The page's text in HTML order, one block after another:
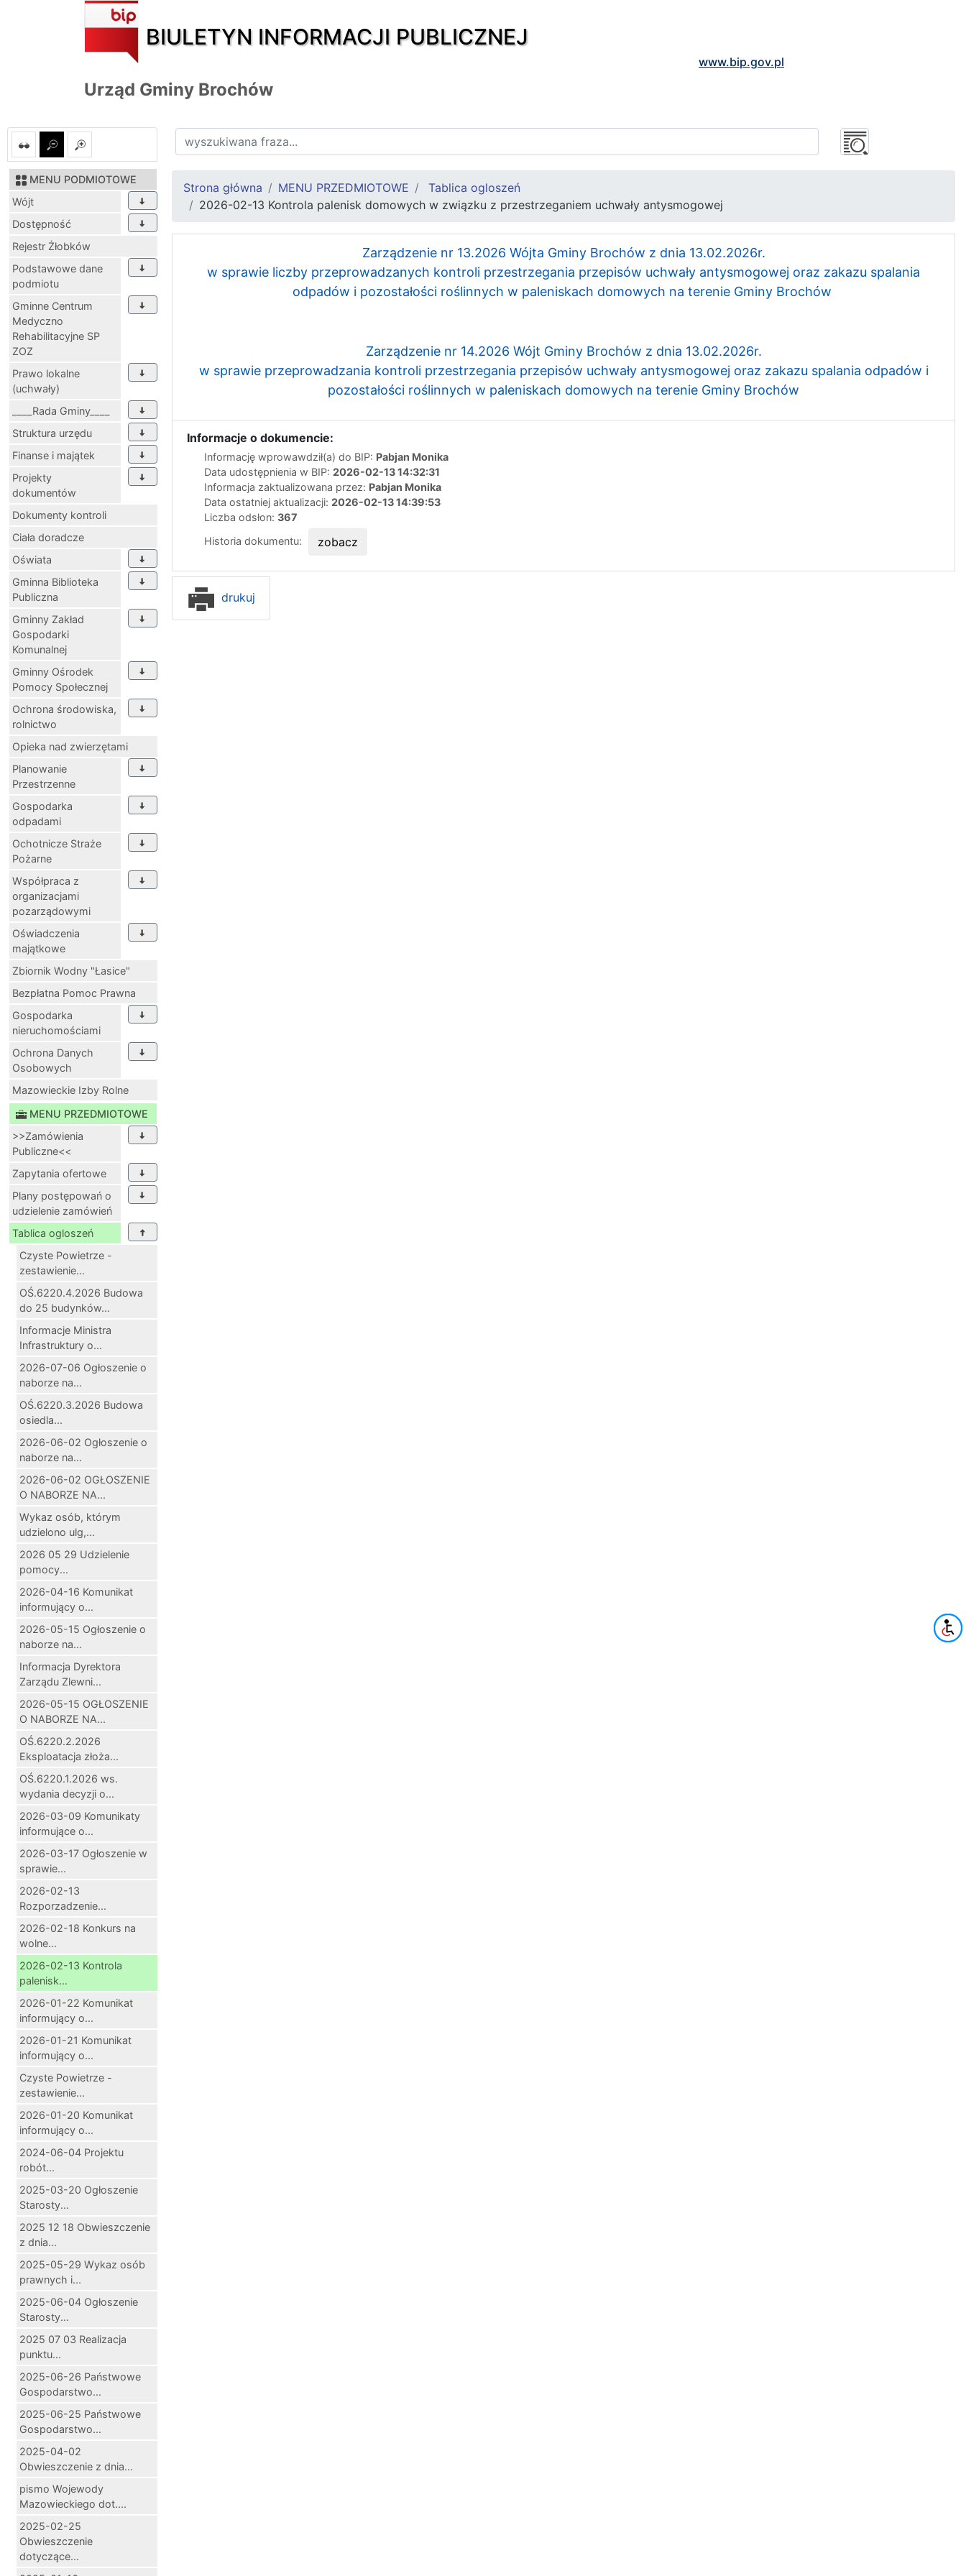
BIULETYN INFORMACJI PUBLICZNEJ
www.bip.gov.pl
Urząd Gminy Brochów
MENU PODMIOTOWE
Wójt
Dostępność
Rejestr Żłobków
Podstawowe dane
podmiotu
Gminne Centrum
Medyczno
Rehabilitacyjne SP
ZOZ
Prawo lokalne
(uchwały)
____Rada Gminy____
Struktura urzędu
Finanse i majątek
Projekty
dokumentów
Dokumenty kontroli
Ciała doradcze
Oświata
Gminna Biblioteka
Publiczna
Gminny Zakład
Gospodarki
Komunalnej
Gminny Ośrodek
Pomocy Społecznej
Ochrona środowiska,
rolnictwo
Opieka nad zwierzętami
Planowanie
Przestrzenne
Gospodarka
odpadami
Ochotnicze Straże
Pożarne
Współpraca z
organizacjami
pozarządowymi
Oświadczenia
majątkowe
Zbiornik Wodny "Łasice"
Bezpłatna Pomoc Prawna
Gospodarka
nieruchomościami
Ochrona Danych
Osobowych
Mazowieckie Izby Rolne
MENU PRZEDMIOTOWE
>>Zamówienia
Publiczne<<
Zapytania ofertowe
Plany postępowań o
udzielenie zamówień
Tablica ogloszeń
Czyste Powietrze -
zestawienie...
OŚ.6220.4.2026 Budowa
do 25 budynków...
Informacje Ministra
Infrastruktury o...
2026-07-06 Ogłoszenie o
naborze na...
OŚ.6220.3.2026 Budowa
osiedla...
2026-06-02 Ogłoszenie o
naborze na...
2026-06-02 OGŁOSZENIE
O NABORZE NA...
Wykaz osób, którym
udzielono ulg,...
2026 05 29 Udzielenie
pomocy...
2026-04-16 Komunikat
informujący o...
2026-05-15 Ogłoszenie o
naborze na...
Informacja Dyrektora
Zarządu Zlewni...
2026-05-15 OGŁOSZENIE
O NABORZE NA...
OŚ.6220.2.2026
Eksploatacja złoża...
OŚ.6220.1.2026 ws.
wydania decyzji o...
2026-03-09 Komunikaty
informujące o...
2026-03-17 Ogłoszenie w
sprawie...
2026-02-13
Rozporzadzenie...
2026-02-18 Konkurs na
wolne...
2026-02-13 Kontrola
palenisk...
2026-01-22 Komunikat
informujący o...
2026-01-21 Komunikat
informujący o...
Czyste Powietrze -
zestawienie...
2026-01-20 Komunikat
informujący o...
2024-06-04 Projektu
robót...
2025-03-20 Ogłoszenie
Starosty...
2025 12 18 Obwieszczenie
z dnia...
2025-05-29 Wykaz osób
prawnych i...
2025-06-04 Ogłoszenie
Starosty...
2025 07 03 Realizacja
punktu...
2025-06-26 Państwowe
Gospodarstwo...
2025-06-25 Państwowe
Gospodarstwo...
2025-04-02
Obwieszczenie z dnia...
pismo Wojewody
Mazowieckiego dot....
2025-02-25
Obwieszczenie
dotyczące...
Strona główna MENU PRZEDMIOTOWE
Tablica ogloszeń
2026-02-13 Kontrola palenisk domowych w związku z przestrzeganiem uchwały antysmogowej
Zarządzenie nr 13.2026 Wójta Gminy Brochów z dnia 13.02.2026r.
w sprawie liczby przeprowadzanych kontroli przestrzegania przepisów uchwały antysmogowej oraz zakazu spalania
odpadów i pozostałości roślinnych w paleniskach domowych na terenie Gminy Brochów
Zarządzenie nr 14.2026 Wójt Gminy Brochów z dnia 13.02.2026r.
w sprawie przeprowadzania kontroli przestrzegania przepisów uchwały antysmogowej oraz zakazu spalania odpadów i
pozostałości roślinnych w paleniskach domowych na terenie Gminy Brochów
Informacje o dokumencie:
Informację wprowawdził(a) do BIP: Pabjan Monika
Data udostępnienia w BIP: 2026-02-13 14:32:31
Informacja zaktualizowana przez: Pabjan Monika
Data ostatniej aktualizacji: 2026-02-13 14:39:53
Liczba odsłon: 367
Historia dokumentu:
zobacz
drukuj